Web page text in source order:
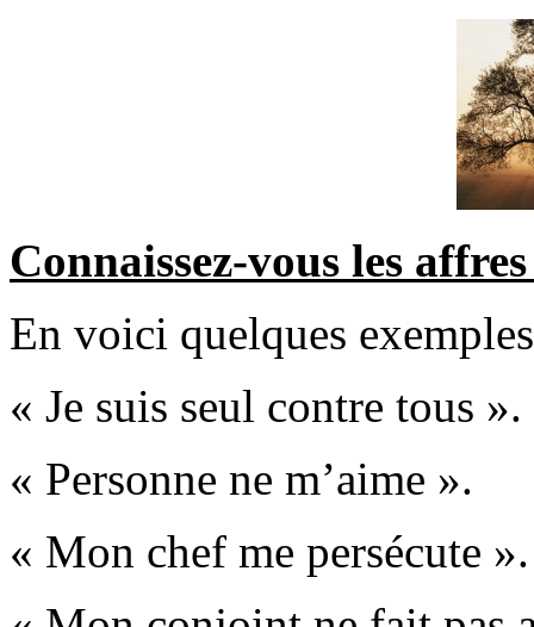
Connaissez-vous les
En voici quelques
« Je suis seul contre tous ».
« Personne ne m’aime ».
« Mon chef me persécute ».